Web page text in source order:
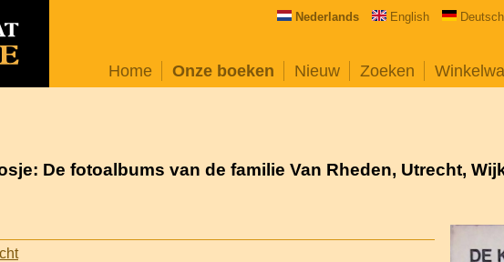
Nederlands English Deutsch
Home Onze boeken Nieuw Zoeken
De fotoalbums van de familie Van Rheden, Utrecht,